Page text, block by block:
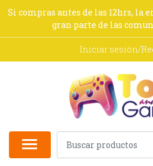
Si compras antes de las 12hrs, la
gran parte de las
Iniciar sesión/